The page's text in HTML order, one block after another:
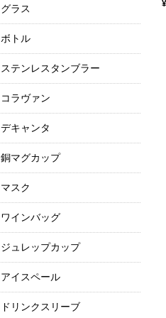
グラス
ボトル
ステンレスタンブラー
コラヴァン
デキャンタ
銅マグカップ
マスク
ワインバッグ
ジュレップカップ
アイスペール
ドリンクスリーブ